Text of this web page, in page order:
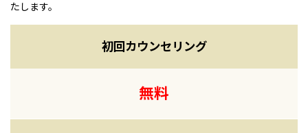
たします。
初回カウンセリング
無料